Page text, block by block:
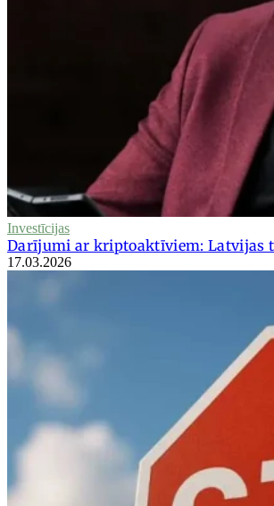
Investīcijas
Darījumi ar kriptoaktīviem: Latvijas
17.03.2026